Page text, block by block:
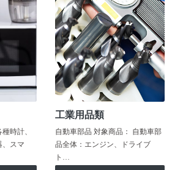
時計、
、スマ
工業用品類
自動車部品 対象商品： 自動車部
品全体：エンジン、ドライブ
ト…